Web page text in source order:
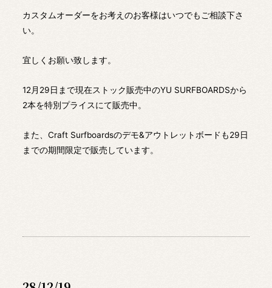
カスタムオーダーをお考えのお客様はいつでもご相談下さ
い。
宜しくお願い致します。
12月29日まで現在ストック販売中のYU SURFBOARDSから
2本を特別プライスにて販売中。
また、Craft Surfboardsのデモ&アウトレットボードも29日
までの期間限定で販売しています。